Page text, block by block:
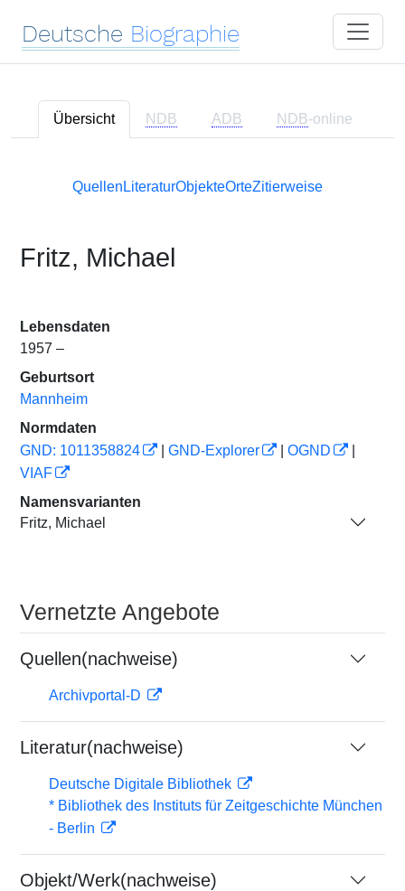
Deutsche Biographie
Übersicht NDB ADB NDB-online
Quellen LiteraturObjekteOrteZitierweise
Fritz, Michael
Lebensdaten
1957 –
Geburtsort
Mannheim
Normdaten
GND: 1011358824
GND-Explorer OGND
VIAF
Namensvarianten
Fritz, Michael
Vernetzte Angebote
Quellen(nachweise)
Archivportal-D
Literatur(nachweise)
Deutsche Digitale Bibliothek
* Bibliothek des Instituts für Zeitgeschichte München
- Berlin
Objekt/Werk(nachweise)